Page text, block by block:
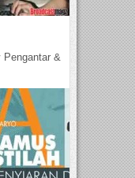
Pengantar &